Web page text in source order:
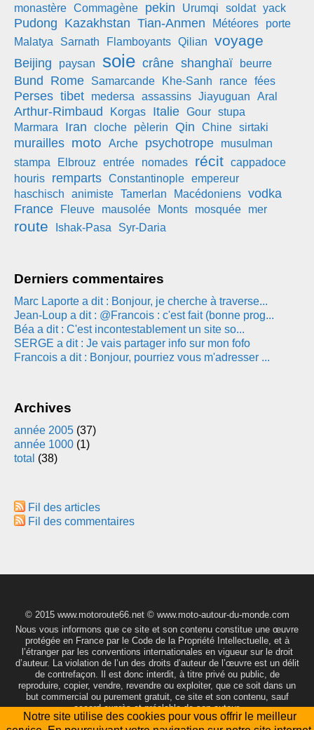
monastère Commagène pekin Urumqi soldat yack
Pudong Kazakhstan Tian-Anmen Météores
porte
Malatya
Sarnath Flamboyants Qilian voyage
Beijing paysan soie crâne shanghaï beurre
Bund Rome Samarcande Khe-Sanh rance fées
Perses tibet medersa assassins Jiayuguan Aral
Arthur-Rimbaud Korgas Italie Gour stupa
Marmara
Iran cloche pèlerin Qin Chine sirtaki
murailles moto Arche psychotrope
musulman
stampa
Elbrouz entrée nomades récit cappadoce
houris
remparts Constantinople empereur
haschisch
animiste Tamerlan Macédoniens vodka
France
Fleuve mausolée Monts mosquée mer
route Ishak-Pasa Syr-Daria
Derniers commentaires
Marc Laporte a dit : Bonjour, je cherche à traverse...
Jean-Loup a dit : @Francois : c'est fait (bonne prog...
Béa a dit : C'est incontestablement un site so...
SERGE a dit : Je vais partager info sur mon fofo
Francois a dit : Bonjour, pourriez vous m'adresser ...
Archives
année 2005 (37)
année 1000 (1)
total (38)
Fil des articles
Fil des commentaires
© 2015 www.motoroute66.net © www.moto-autour-du-monde.com
Nous vous informons que ce site et son contenu constitue une œuvre
protégée en France par le Code de la Propriété Intellectuelle, et à
l’étranger par les conventions internationales en vigueur sur le droit
d’auteur. La violation de l’un des droits d’auteur de l’œuvre est un délit
de contrefaçon. Il est donc interdit, à titre privé ou public, de
reproduire, copier, vendre, revendre ou exploiter, que ce soit dans un
but commercial ou purement gratuit, ce site et son contenu, sauf
accord exprès et préalable de son auteur.
Généré parPluXmlen 0.013sAdministration Haut de page
Notre site utilise des cookies pour vous offrir le meilleur